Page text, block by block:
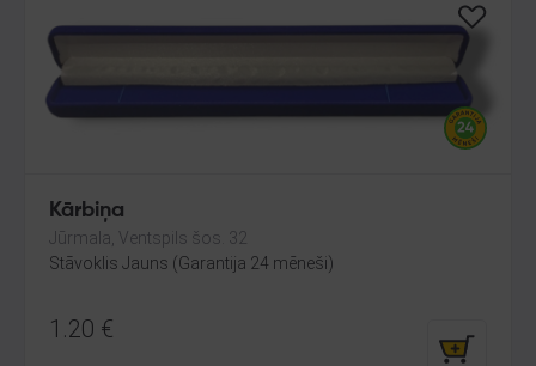
Kārbiņa
Jūrmala, Ventspils šos. 32
Stāvoklis Jauns (Garantija 24 mēneši)
1.20 €